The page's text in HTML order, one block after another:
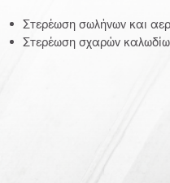
Στερέωση σωλήνων και
Στερέωση σχαρών